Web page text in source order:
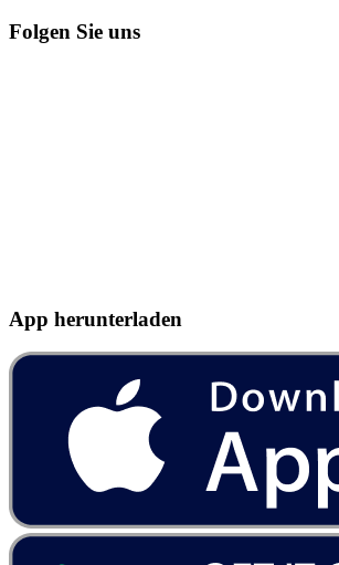
Folgen Sie uns
App herunterladen